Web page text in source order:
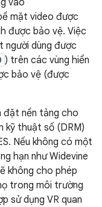
vào
mặt video được
được bảo vệ. Việc
dùng được
) trên các vùng hiển
bảo vệ (được
đặt nền tảng cho
kỹ thuật số (DRM)
Nếu không có một
hạn như Widevine
không cho phép
trong môi trường
sử dụng VR quan